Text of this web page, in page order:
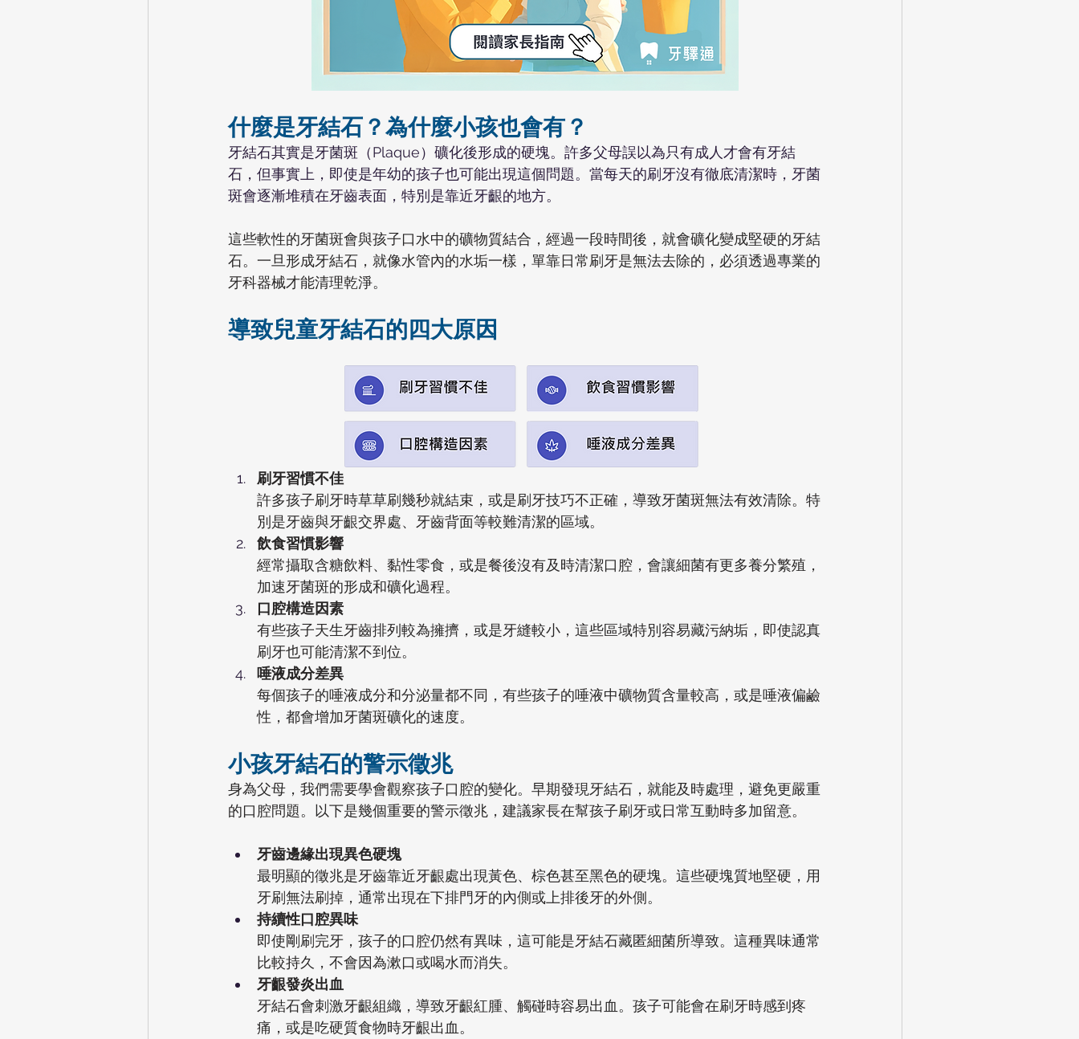
什麼是牙結石？為什麼小孩也會有？
牙結石其實是牙菌斑（Plaque）礦化後形成的硬塊。許多父母誤以為只有成人才會有牙結
石，但事實上，即使是年幼的孩子也可能出現這個問題。當每天的刷牙沒有徹底清潔時，牙菌
斑會逐漸堆積在牙齒表面，特別是靠近牙齦的地方。
這些軟性的牙菌斑會與孩子口水中的礦物質結合，經過一段時間後，就會礦化變成堅硬的牙結
石。一旦形成牙結石，就像水管內的水垢一樣，單靠日常刷牙是無法去除的，必須透過專業的
牙科器械才能清理乾淨。
導致兒童牙結石的四大原因
刷牙習慣不佳
許多孩子刷牙時草草刷幾秒就結束，或是刷牙技巧不正確，導致牙菌斑無法有效清除。特
別是牙齒與牙齦交界處、牙齒背面等較難清潔的區域。
飲食習慣影響
經常攝取含糖飲料、黏性零食，或是餐後沒有及時清潔口腔，會讓細菌有更多養分繁殖，
加速牙菌斑的形成和礦化過程。
口腔構造因素
有些孩子天生牙齒排列較為擁擠，或是牙縫較小，這些區域特別容易藏污納垢，即使認真
刷牙也可能清潔不到位。
唾液成分差異
每個孩子的唾液成分和分泌量都不同，有些孩子的唾液中礦物質含量較高，或是唾液偏鹼
性，都會增加牙菌斑礦化的速度。
小孩牙結石的警示徵兆
身為父母，我們需要學會觀察孩子口腔的變化。早期發現牙結石，就能及時處理，避免更嚴重
的口腔問題。以下是幾個重要的警示徵兆，建議家長在幫孩子刷牙或日常互動時多加留意。
牙齒邊緣出現異色硬塊
最明顯的徵兆是牙齒靠近牙齦處出現黃色、棕色甚至黑色的硬塊。這些硬塊質地堅硬，用
牙刷無法刷掉，通常出現在下排門牙的內側或上排後牙的外側。
持續性口腔異味
即使剛刷完牙，孩子的口腔仍然有異味，這可能是牙結石藏匿細菌所導致。這種異味通常
比較持久，不會因為漱口或喝水而消失。
牙齦發炎出血
牙結石會刺激牙齦組織，導致牙齦紅腫、觸碰時容易出血。孩子可能會在刷牙時感到疼
痛，或是吃硬質食物時牙齦出血。